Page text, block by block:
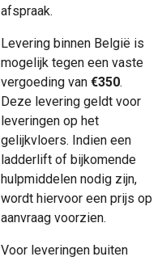
afspraak.
Levering binnen België is
mogelijk tegen een vaste
vergoeding van €350.
Deze levering geldt voor
leveringen op het
gelijkvloers. Indien een
ladderlift of bijkomende
hulpmiddelen nodig zijn,
wordt hiervoor een prijs op
aanvraag voorzien.
Voor leveringen buiten